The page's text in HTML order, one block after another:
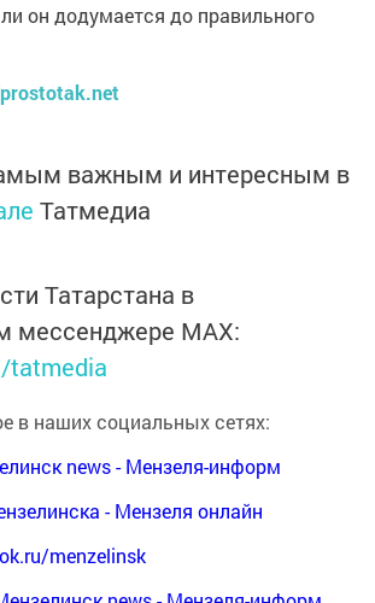
он додумается до правильного
важным и интересным в
Татмедиа
Татарстана в
мессенджере MАХ:
tatmedia
в наших социальных сетях:
news - Мензеля-информ
- Мензеля онлайн
ok.ru/menzelinsk